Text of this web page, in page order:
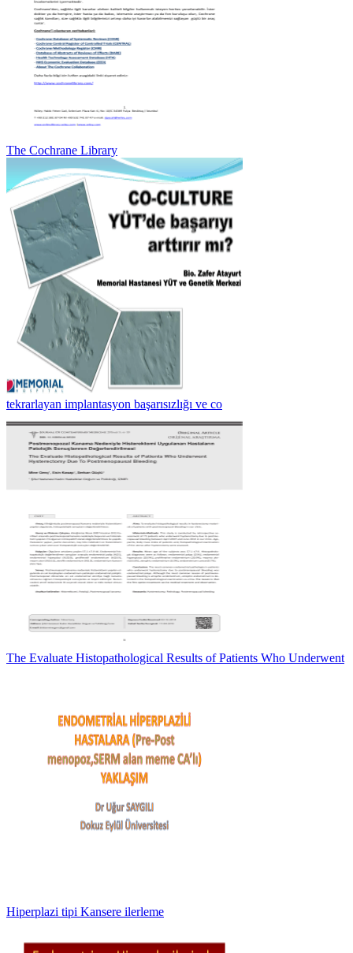
The Cochrane Library
tekrarlayan implantasyon başarısızlığı ve co
The Evaluate Histopathological Results of Patients Who Underwent
Hiperplazi tipi Kansere ilerleme